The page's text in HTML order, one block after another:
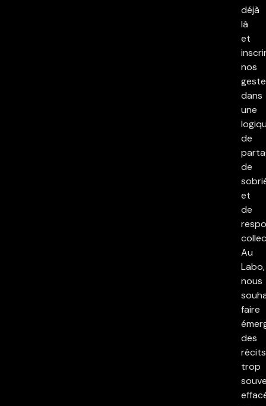
déjà
là
et
nos
dans
une
de
de
et
de
Au
Labo,
nous
faire
des
récits
trop